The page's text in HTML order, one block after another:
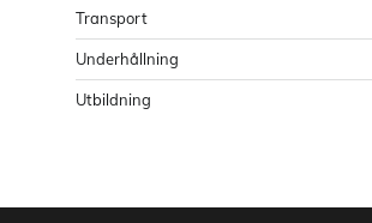
Transport
Underhållning
Utbildning